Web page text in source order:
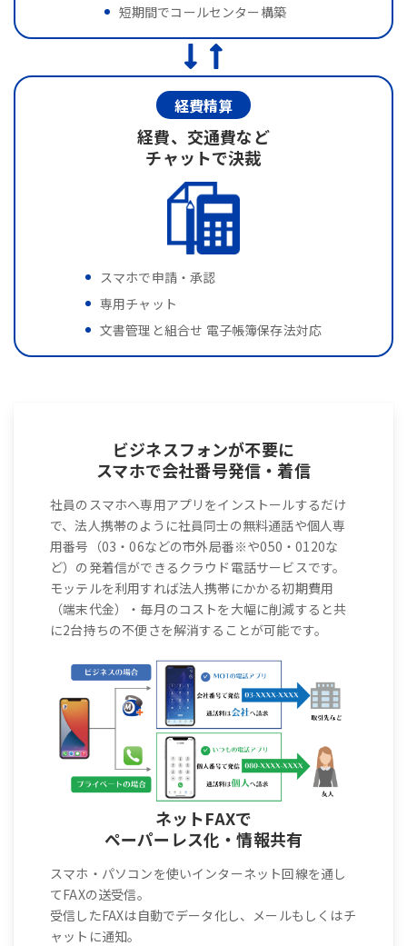
短期間でコールセンター構築
経費精算
経費、交通費など
チャットで決裁
スマホで申請・承認
専用チャット
文書管理と組合せ 電子帳簿保存法対応
ビジネスフォンが不要に
スマホで会社番号発信・着信
社員のスマホへ専用アプリをインストールするだけ
で、法人携帯のように社員同士の無料通話や個人専
用番号（03・06などの市外局番※や050・0120な
ど）の発着信ができるクラウド電話サービスです。
モッテルを利用すれば法人携帯にかかる初期費用
（端末代金）・毎月のコストを大幅に削減すると共
に2台持ちの不便さを解消することが可能です。
ネットFAXで
ペーパーレス化・情報共有
スマホ・パソコンを使いインターネット回線を通し
てFAXの送受信。
受信したFAXは自動でデータ化し、メールもしくはチ
ャットに通知。